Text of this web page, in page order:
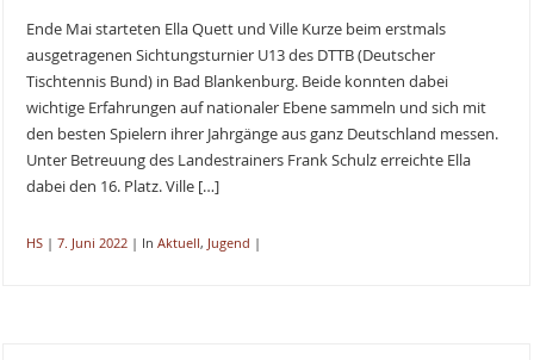
Ende Mai starteten Ella Quett und Ville Kurze beim erstmals
ausgetragenen Sichtungsturnier U13 des DTTB (Deutscher
Tischtennis Bund) in Bad Blankenburg. Beide konnten dabei
wichtige Erfahrungen auf nationaler Ebene sammeln und sich mit
den besten Spielern ihrer Jahrgänge aus ganz Deutschland messen.
Unter Betreuung des Landestrainers Frank Schulz erreichte Ella
dabei den 16. Platz. Ville […]
HS| 7. Juni 2022| In Aktuell, Jugend |